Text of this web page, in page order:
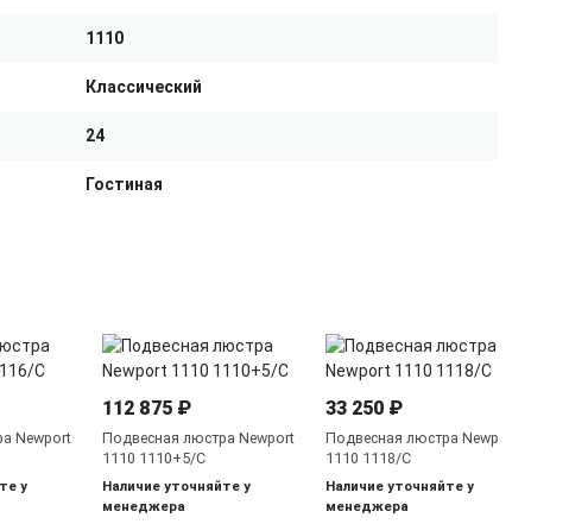
1110
Классический
24
Гостиная
Newport
у
112 875 ₽
Подвесная люстра Newport
1110 1110+5/C
Наличие уточняйте у
менеджера
33 250 ₽
Подвесная люстра Newport
1110 1118/C
Наличие уточняйте у
менеджера